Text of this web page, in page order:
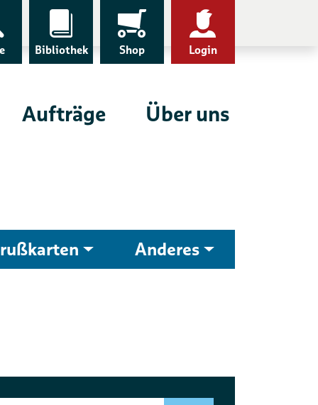
Bibliothek Shop Login
Aufträge Über uns
Anderes